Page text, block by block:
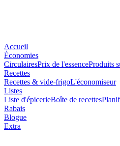
Accueil
Économies
CirculairesPrix de l'essenceProduits
Recettes
Recettes & vide-frigoL'économiseur
Listes
Liste d'épicerieBoîte de recettes
Rabais
Blogue
Extra